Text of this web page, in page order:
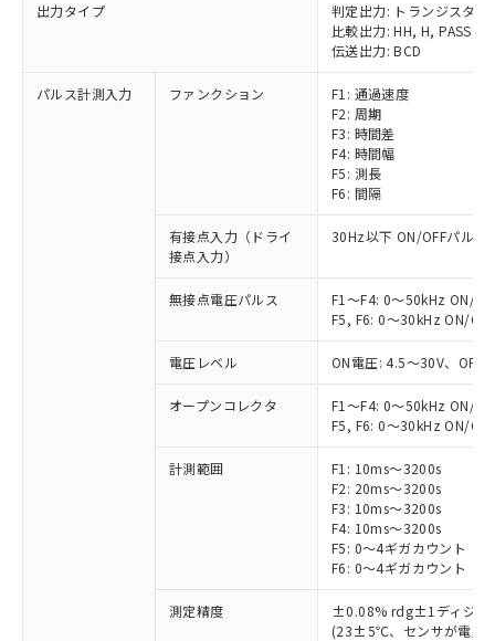
出力タイプ
判定出力: トランジスタ
比較出力: HH, H, PASS, L,
伝送出力: BCD
パルス計測入力 ファンクション
F1: 通過速度
F2: 周期
F3: 時間差
F4: 時間幅
F5: 測長
F6: 間隔
有接点入力（ドライ
接点入力）
30Hz以下 ON/OFFパルス
無接点電圧パルス
F1～F4: 0～50kHz ON/
F5, F6: 0～30kHz ON/
電圧レベル ON電圧: 4.5～30V、OFF
オープンコレクタ
F1～F4: 0～50kHz ON/
F5, F6: 0～30kHz ON/
計測範囲
F1: 10ms～3200s
F2: 20ms～3200s
F3: 10ms～3200s
F4: 10ms～3200s
F5: 0～4ギガカウント
F6: 0～4ギガカウント
測定精度
±0.08% rdg±1ディジッ
(23±5℃、センサが電圧